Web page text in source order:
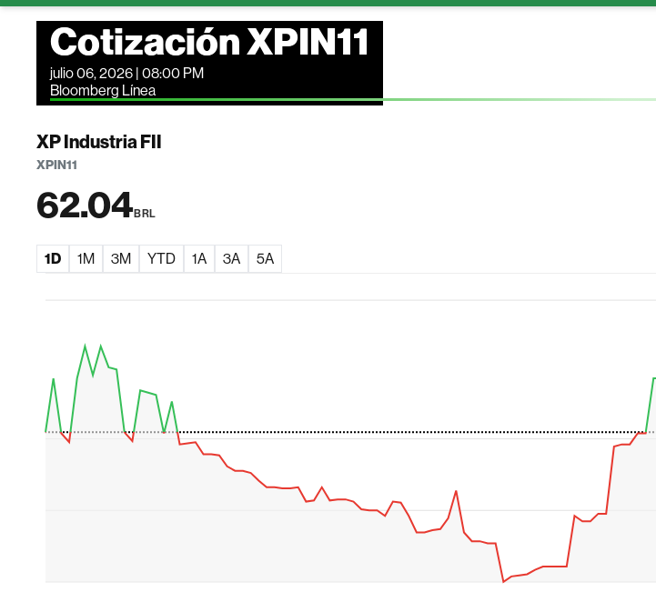
Cotización XPIN11
julio 06, 2026 | 08:00 PM
Bloomberg Línea
XP Industria FII
XPIN11
62.04BRL
1D 1M 3M YTD 1A 3A 5A